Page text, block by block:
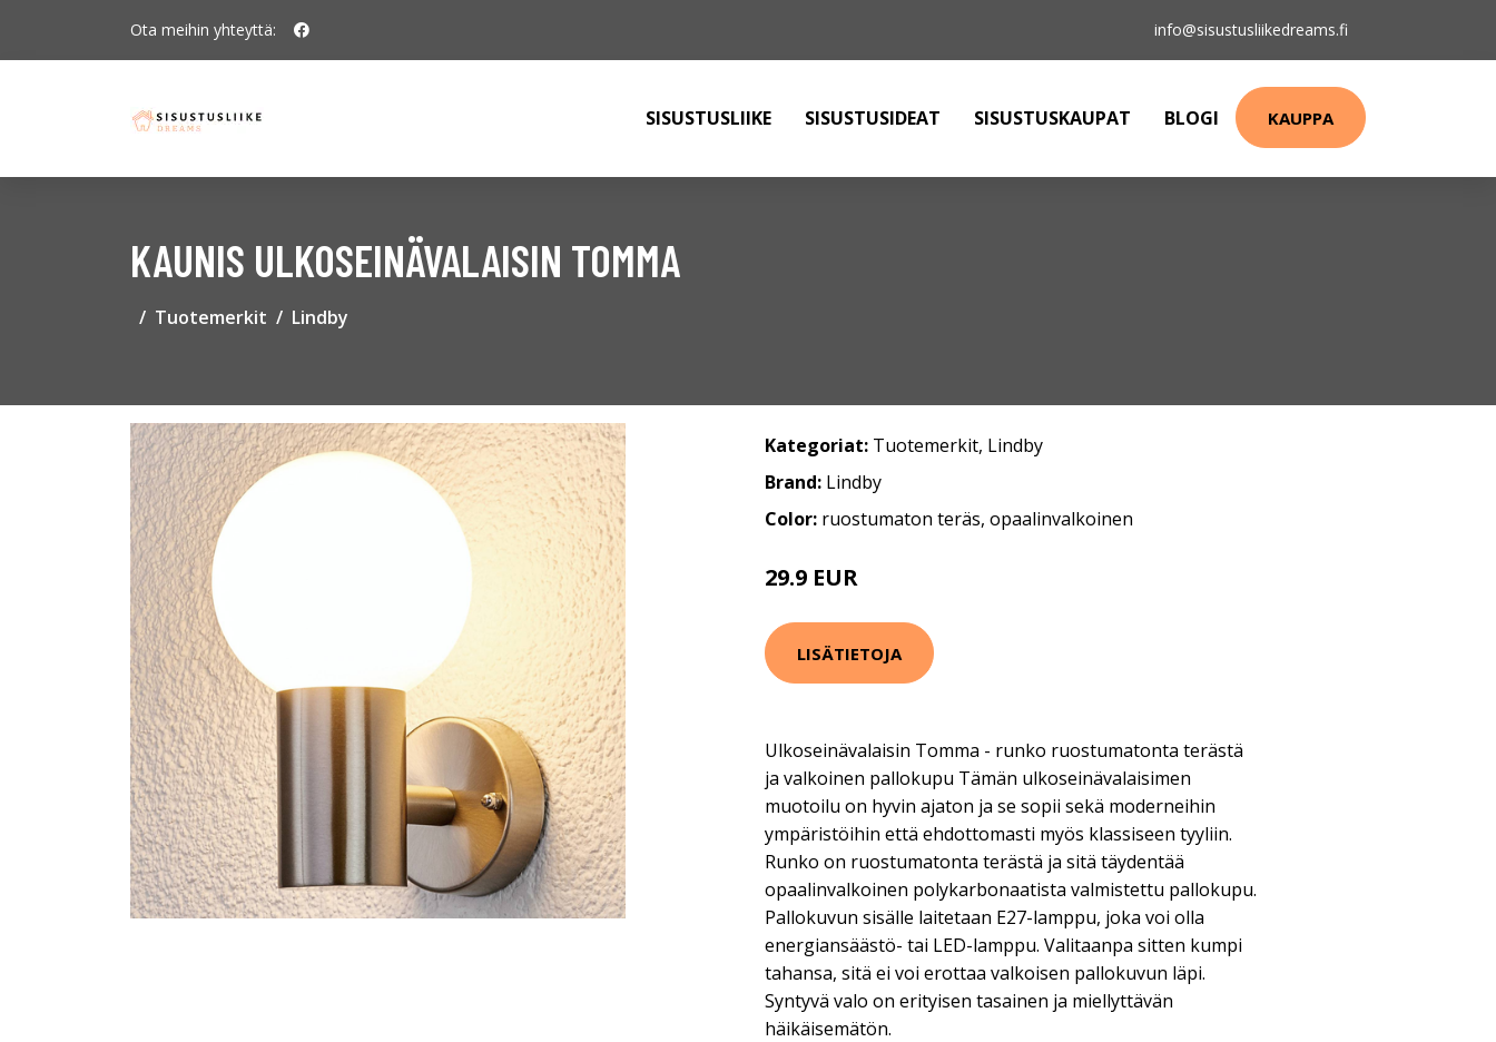
Ota meihin yhteyttä: info@sisustusliikedreams.fi
SISUSTUSLIIKE SISUSTUSIDEAT SISUSTUSKAUPAT BLOGI KAUPPA
KAUNIS ULKOSEINÄVALAISIN TOMMA
Tuotemerkit Lindby
Kategoriat: Tuotemerkit, Lindby
Brand: Lindby
Color: ruostumaton teräs, opaalinvalkoinen
29.9 EUR
LISÄTIETOJA
Ulkoseinävalaisin Tomma - runko ruostumatonta terästä
ja valkoinen pallokupu Tämän ulkoseinävalaisimen
muotoilu on hyvin ajaton ja se sopii sekä moderneihin
ympäristöihin että ehdottomasti myös klassiseen tyyliin.
Runko on ruostumatonta terästä ja sitä täydentää
opaalinvalkoinen polykarbonaatista valmistettu pallokupu.
Pallokuvun sisälle laitetaan E27-lamppu, joka voi olla
energiansäästö- tai LED-lamppu. Valitaanpa sitten kumpi
tahansa, sitä ei voi erottaa valkoisen pallokuvun läpi.
Syntyvä valo on erityisen tasainen ja miellyttävän
häikäisemätön.